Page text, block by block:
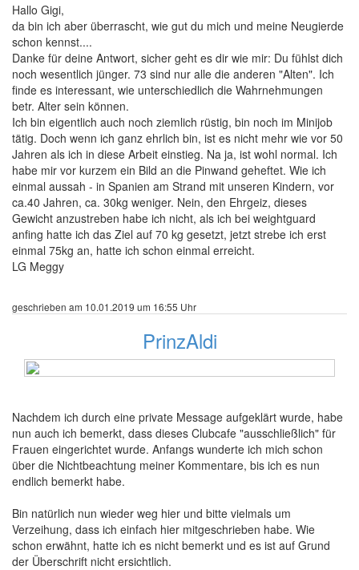
Hallo Gigi,
da bin ich aber überrascht, wie gut du mich und meine Neugierde
schon kennst....
Danke für deine Antwort, sicher geht es dir wie mir: Du fühlst dich
noch wesentlich jünger. 73 sind nur alle die anderen "Alten". Ich
finde es interessant, wie unterschiedlich die Wahrnehmungen
betr. Alter sein können.
Ich bin eigentlich auch noch ziemlich rüstig, bin noch im Minijob
tätig. Doch wenn ich ganz ehrlich bin, ist es nicht mehr wie vor 50
Jahren als ich in diese Arbeit einstieg. Na ja, ist wohl normal. Ich
habe mir vor kurzem ein Bild an die Pinwand geheftet. Wie ich
einmal aussah - in Spanien am Strand mit unseren Kindern, vor
ca.40 Jahren, ca. 30kg weniger. Nein, den Ehrgeiz, dieses
Gewicht anzustreben habe ich nicht, als ich bei weightguard
anfing hatte ich das Ziel auf 70 kg gesetzt, jetzt strebe ich erst
einmal 75kg an, hatte ich schon einmal erreicht.
LG Meggy
geschrieben am 10.01.2019 um 16:55 Uhr
PrinzAldi
Nachdem ich durch eine private Message aufgeklärt wurde, habe
nun auch ich bemerkt, dass dieses Clubcafe "ausschließlich" für
Frauen eingerichtet wurde. Anfangs wunderte ich mich schon
über die Nichtbeachtung meiner Kommentare, bis ich es nun
endlich bemerkt habe.
Bin natürlich nun wieder weg hier und bitte vielmals um
Verzeihung, dass ich einfach hier mitgeschrieben habe. Wie
schon erwähnt, hatte ich es nicht bemerkt und es ist auf Grund
der Überschrift nicht ersichtlich.